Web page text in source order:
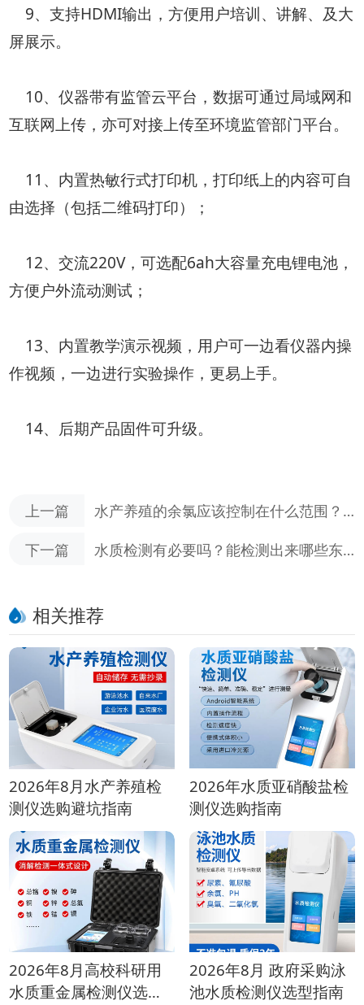
9、支持HDMI输出，方便用户培训、讲解、及大
屏展示。
10、仪器带有监管云平台，数据可通过局域网和
互联网上传，亦可对接上传至环境监管部门平台。
11、内置热敏行式打印机，打印纸上的内容可自
由选择（包括二维码打印）；
12、交流220V，可选配6ah大容量充电锂电池，
方便户外流动测试；
13、内置教学演示视频，用户可一边看仪器内操
作视频，一边进行实验操作，更易上手。
14、后期产品固件可升级。
上一篇
水产养殖的余氯应该控制在什么范围？
下一篇
水质检测有必要吗？能检测出来哪些东
相关推荐
2026年8月水产养殖检
测仪选购避坑指南
2026年水质亚硝酸盐检
测仪选购指南
2026年8月高校科研用
水质重金属检测仪选购
2026年8月 政府采购泳
池水质检测仪选型指南